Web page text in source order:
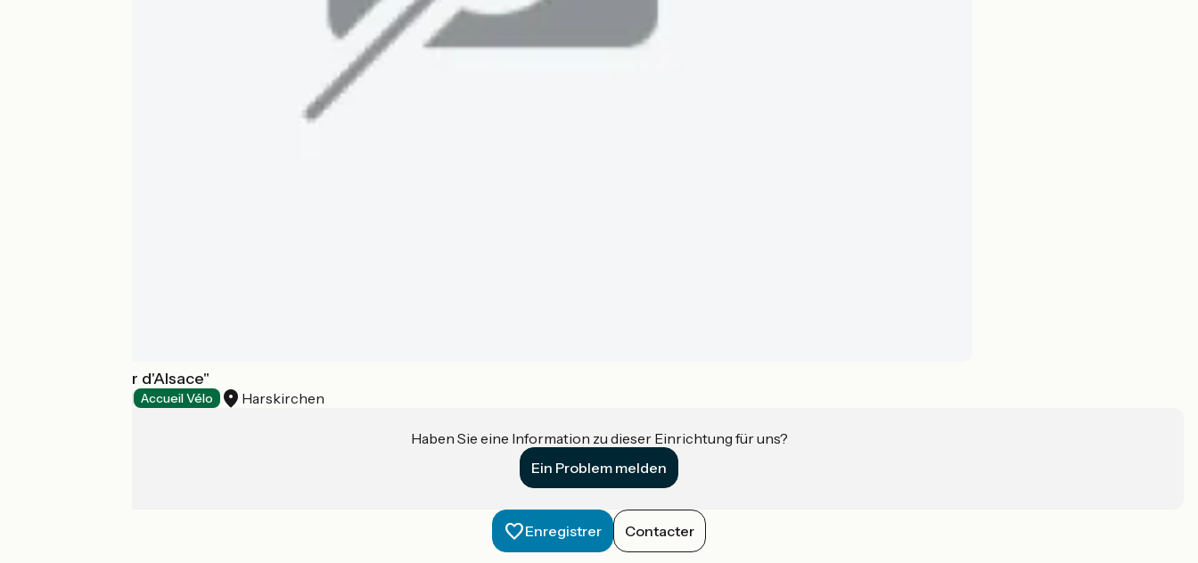
Camping "Coeur d'Alsace"
Accueil Vélo Harskirchen
Haben Sie eine Information zu dieser Einrichtung für uns?
Ein Problem melden
Enregistrer Contacter